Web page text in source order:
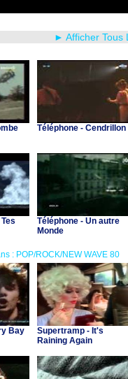
► Afficher Tous
Téléphone - Cendrillon
Téléphone - Un autre
Monde
: POP/ROCK/NEW WAVE 80
Bay
Supertramp - It's
Raining Again